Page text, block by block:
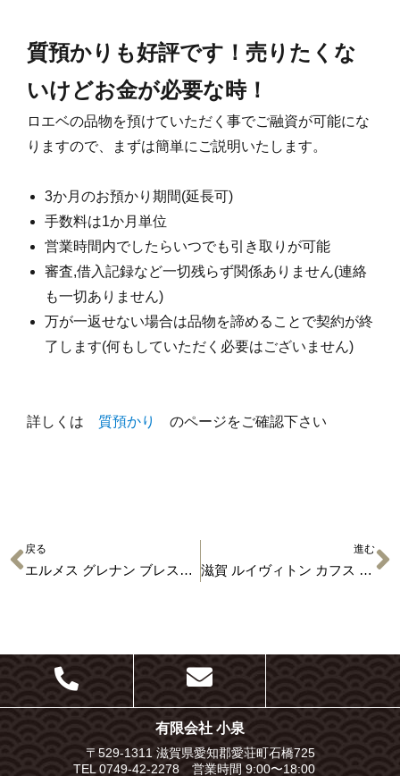
質預かりも好評です！売りたくな
いけどお金が必要な時！
ロエベの品物を預けていただく事でご融資が可能にな
りますので、まずは簡単にご説明いたします。
3か月のお預かり期間(延長可)
手数料は1か月単位
営業時間内でしたらいつでも引き取りが可能
審査,借入記録など一切残らず関係ありません(連絡
も一切ありません)
万が一返せない場合は品物を諦めることで契約が終
了します(何もしていただく必要はございません)
詳しくは 質預かり のページをご確認下さい
戻る
エルメス グレナン ブレスレット 買取＆入荷情報
進む
滋賀 ルイヴィトン カフス M68100 買取＆入荷情報
有限会社 小泉
〒529-1311 滋賀県愛知郡愛荘町石橋725
TEL 0749-42-2278 営業時間 9:00〜18:00